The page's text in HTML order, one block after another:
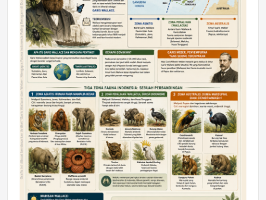
Jumat, 10 Jul 2026 19:01